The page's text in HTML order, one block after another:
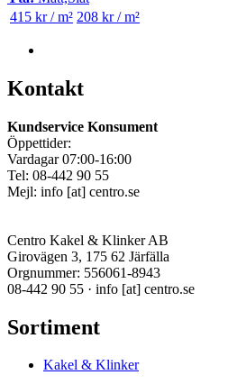
415 kr / m² 208 kr / m²
Kontakt
Kundservice Konsument
Öppettider:
Vardagar 07:00-16:00
Tel: 08-442 90 55
Mejl: info [at] centro.se
Centro Kakel & Klinker AB
Girovägen 3, 175 62 Järfälla
Orgnummer: 556061-8943
08-442 90 55 · info [at] centro.se
Sortiment
Kakel & Klinker